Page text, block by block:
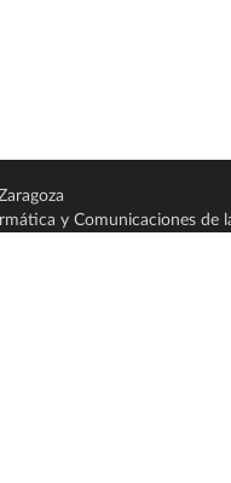
y Comunicaciones de